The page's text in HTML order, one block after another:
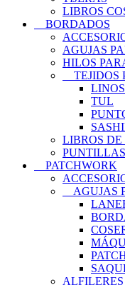
LIBROS
BORDADOS
AGUJAS
HILOS
TEJIDOS
TUL
LIBROS
PATCHWORK
AGUJAS